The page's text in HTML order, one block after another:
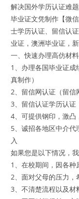
解决国外学历认证难
毕业证文凭制作【微
士学历认证、留信认
业证，澳洲毕业证，
一、快速办理高仿材料
1、办理各国毕业证
真制作）
2、留信网认证（留信
3、留信认证学历认证
4、可提供钢印，激
5、诚招各地区中介
入
如果您是以下情况，
1、在校期间，因各种
2、面对父母的压力，
3、不清楚流程以及材